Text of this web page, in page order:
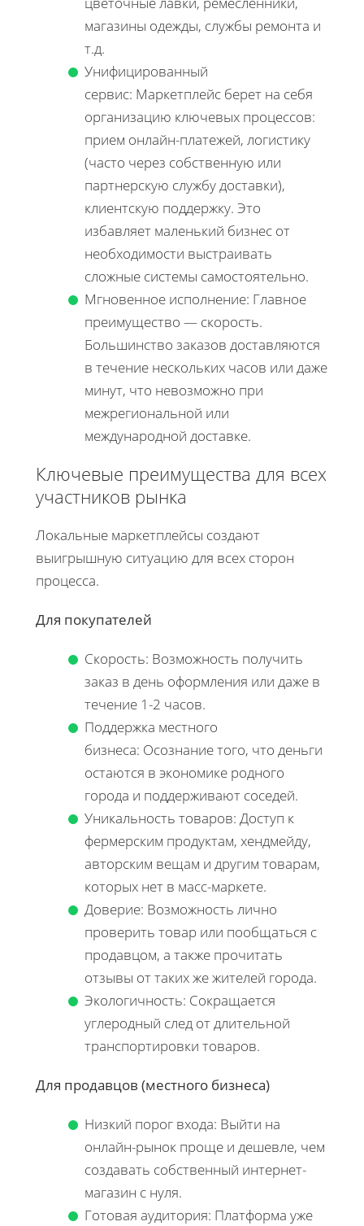
магазины одежды, службы ремонта и
т.д.
Унифицированный
сервис: Маркетплейс берет на себя
организацию ключевых процессов:
прием онлайн-платежей, логистику
(часто через собственную или
партнерскую службу доставки),
клиентскую поддержку. Это
избавляет маленький бизнес от
необходимости выстраивать
сложные системы самостоятельно.
Мгновенное исполнение: Главное
преимущество — скорость.
Большинство заказов доставляются
в течение нескольких часов или даже
минут, что невозможно при
межрегиональной или
международной доставке.
Ключевые преимущества для всех
участников рынка
Локальные маркетплейсы создают
выигрышную ситуацию для всех сторон
процесса.
Для покупателей
Скорость: Возможность получить
заказ в день оформления или даже в
течение 1-2 часов.
Поддержка местного
бизнеса: Осознание того, что деньги
остаются в экономике родного
города и поддерживают соседей.
Уникальность товаров: Доступ к
фермерским продуктам, хендмейду,
авторским вещам и другим товарам,
которых нет в масс-маркете.
Доверие: Возможность лично
проверить товар или пообщаться с
продавцом, а также прочитать
отзывы от таких же жителей города.
Экологичность: Сокращается
углеродный след от длительной
транспортировки товаров.
Для продавцов (местного бизнеса)
Низкий порог входа: Выйти на
онлайн-рынок проще и дешевле, чем
создавать собственный интернет-
магазин с нуля.
Готовая аудитория: Платформа уже